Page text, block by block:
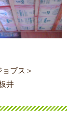
ブス＞
井